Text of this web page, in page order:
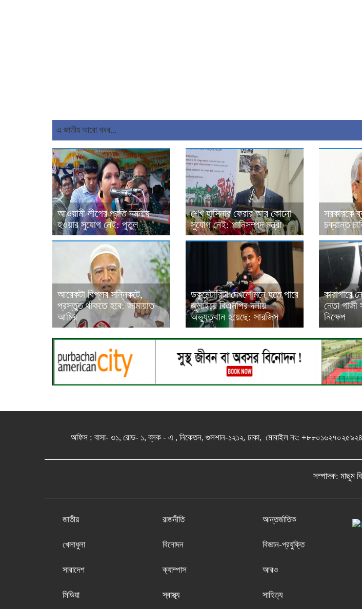
এ জাতীয় আরো খবর...
আওয়ামী লীগের প্রতি নমনীয়
হওয়ার সুযোগ নেই: পুতুল
শেখ হাসিনার ফেরার আর কোনো
সুযোগ নেই: পানিসম্পদ মন্ত্রী
সরকারকে
চক্রান্ত
আরেকটা বিপ্লব সন্নিকটে,
প্রস্তুত থাকতে হবে: জামায়াত
আমির
ডকুমেন্টারিটা দেখলে মনে হতে পারে
জুলাইয়ে বিএনপির দলীয়
অভ্যুত্থান হয়েছে: সারজিস
কারাগারে
নেতা গাজী
নিক্ষেপ
অফিস : বাসা- ৩১, রোড- ১, ব্লক - এ , নিকেতন, গুলশান-১২১২, ঢাকা, মোবাইল নং:
সম্পাদক: মাছুম
জাতীয় রাজনীতি আন্তর্জাতিক
খেলাধুলা বিনোদন বিজ্ঞান-প্রযুক্তি
সারাদেশ ক্যাম্পাস আরও
মিডিয়া স্বাস্থ্য সাহিত্য